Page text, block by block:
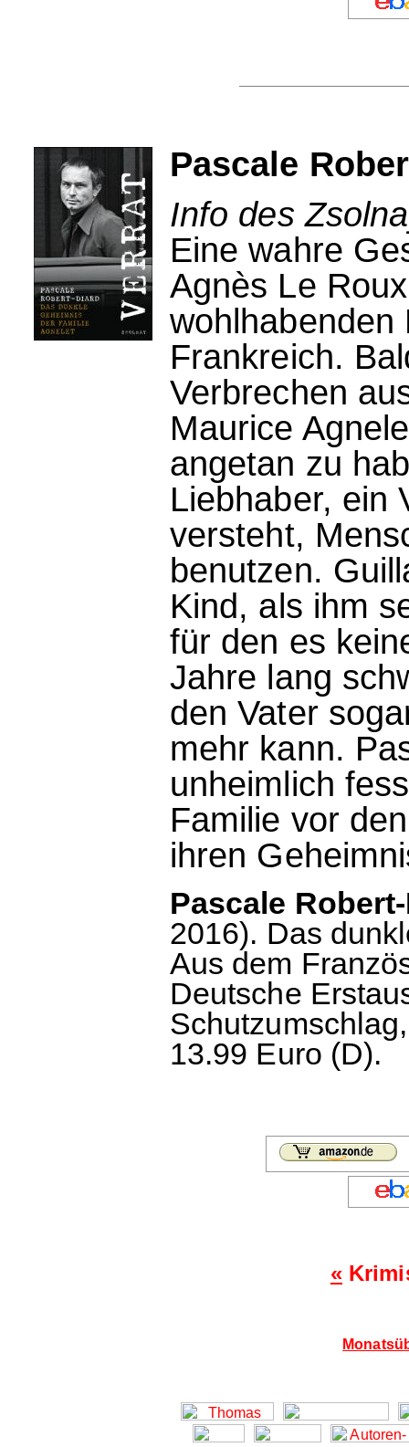
Pascale
Info des
Eine wahre
Agnès Le
wohlhabenden
Frankreich.
Verbrechen
Maurice
angetan zu
Liebhaber, ein
versteht,
benutzen.
Kind, als ihm
für den es
Jahre lang
den Vater
mehr kann.
unheimlich
Familie vor
ihren
Pascale
2016). Das
Aus dem
Deutsche
13.99 Euro (D).
«